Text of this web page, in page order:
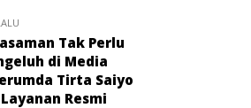
Tak Perlu
di Media
Tirta Saiyo
Resmi